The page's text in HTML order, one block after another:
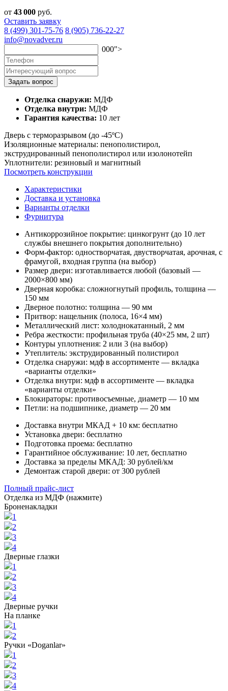
от 43000 руб.
Оставить заявку
8 (499) 301-75-76 8 (905) 736-22-27
info@novadver.ru
000">
Задать вопрос
Отделка снаружи: МДФ
Отделка внутри: МДФ
Гарантия качества: 10 лет
Дверь с терморазрывом (до -45ºC)
Изоляционные материалы: пенополистирол,
экструдированный пенополистирол или изолонотейп
Уплотнители: резиновый и магнитный
Посмотреть конструкции
Характеристики
Доставка и установка
Варианты отделки
Фурнитура
Антикоррозийное покрытие: цинкогрунт (до 10 лет
службы внешнего покрытия дополнительно)
Форм-фактор: одностворчатая, двустворчатая, арочная, с
фрамугой, входная группа (на выбор)
Размер двери: изготавливается любой (базовый —
2000×800 мм)
Дверная коробка: сложногнутый профиль, толщина —
150 мм
Дверное полотно: толщина — 90 мм
Притвор: нащельник (полоса, 16×4 мм)
Металлический лист: холоднокатанный, 2 мм
Ребра жесткости: профильная труба (40×25 мм, 2 шт)
Контуры уплотнения: 2 или 3 (на выбор)
Утеплитель: экструдированный полистирол
Отделка снаружи: мдф в ассортименте — вкладка
«варианты отделки»
Отделка внутри: мдф в ассортименте — вкладка
«варианты отделки»
Блокираторы: противосъемные, диаметр — 10 мм
Петли: на подшипнике, диаметр — 20 мм
Доставка внутри МКАД + 10 км: бесплатно
Установка двери: бесплатно
Подготовка проема: бесплатно
Гарантийное обслуживание: 10 лет, бесплатно
Доставка за пределы МКАД: 30 рублей/км
Демонтаж старой двери: от 300 рублей
Полный прайс-лист
Отделка из МДФ (нажмите)
Броненакладки
1
2
3
4
Дверные глазки
1
2
3
4
Дверные ручки
На планке
1
2
Ручки «Doganlar»
1
2
3
4